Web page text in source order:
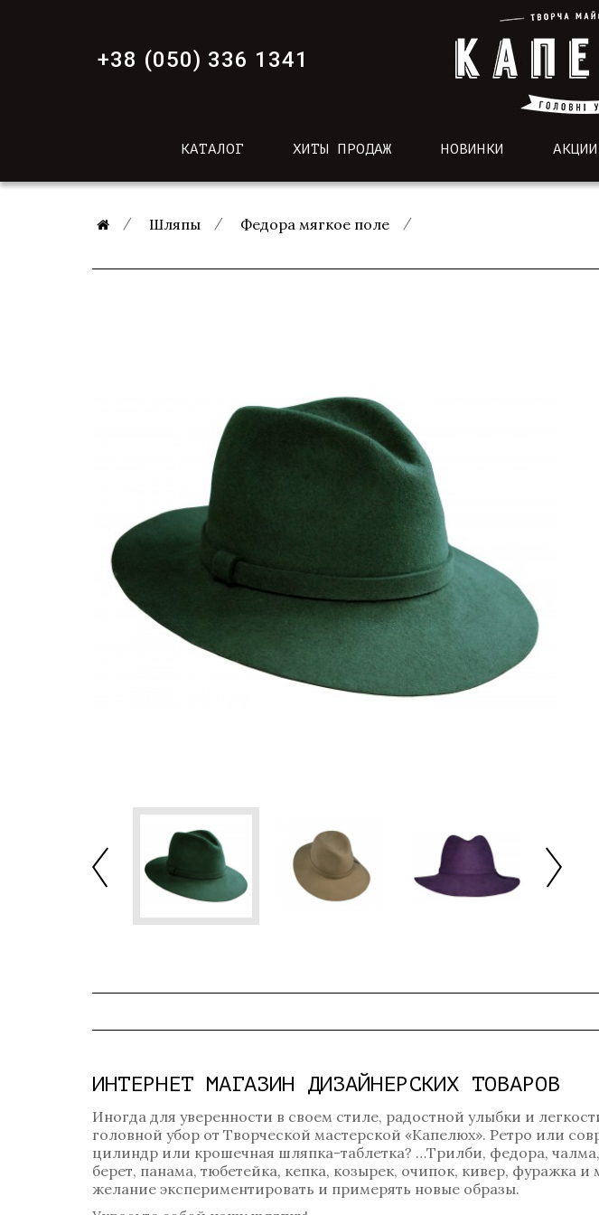
+38 (050) 336 1341
КАТАЛОГ ХИТЫ ПРОДАЖ НОВИНКИ АКЦИИ
Шляпы Федора мягкое поле
ИНТЕРНЕТ МАГАЗИН ДИЗАЙНЕРСКИХ ТОВАРОВ
Иногда для уверенности в своем стиле, радостной улыбки и
головной убор от Творческой мастерской «Капелюх». Ретро или
цилиндр или крошечная шляпка-таблетка? …Трилби, федора,
берет, панама, тюбетейка, кепка, козырек, очипок, кивер, фуражка
желание экспериментировать и примерять новые образы.